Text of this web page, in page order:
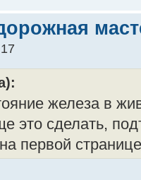
железа в
это сделать,
первой